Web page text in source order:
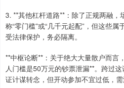
3. **其他杠杆道路**：除了正规两融，
称“零门槛”或“几千元起配”，但这些
受法律保护，务必隔离。
**中枢论断**：关于绝大大量散户而言
人门槛是50万元的钞票泄漏**。跨过
证计谋转念，但开动参加不宜过低，